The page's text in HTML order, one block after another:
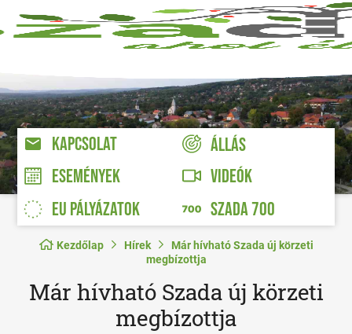
KAPCSOLAT
ÁLLÁS
ESEMÉNYEK
VIDEÓK
EU PÁLYÁZATOK
SZADA 700
Kezdőlap Hírek
Már hívható Szada új körzeti
megbízottja
Már hívható Szada új körzeti
megbízottja